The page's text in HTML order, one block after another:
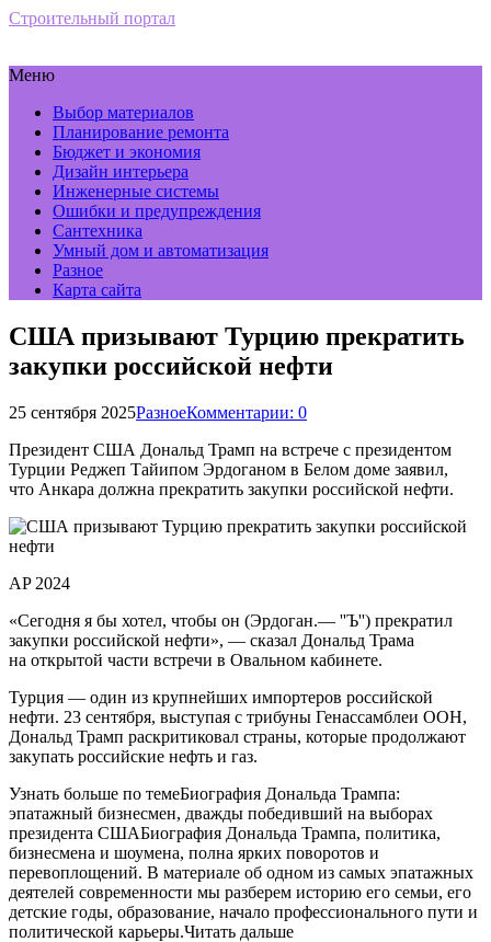
Строительный портал
Меню
Выбор материалов
Планирование ремонта
Бюджет и экономия
Дизайн интерьера
Инженерные системы
Ошибки и предупреждения
Сантехника
Умный дом и автоматизация
Разное
Карта сайта
США призывают Турцию прекратить
закупки российской нефти
25 сентября 2025РазноеКомментарии: 0
Президент США Дональд Трамп на встрече с президентом
Турции Реджеп Тайипом Эрдоганом в Белом доме заявил,
что Анкара должна прекратить закупки российской нефти.
AP 2024
«Сегодня я бы хотел, чтобы он (Эрдоган.— ''Ъ'') прекратил
закупки российской нефти», — сказал Дональд Трама
на открытой части встречи в Овальном кабинете.
Турция — один из крупнейших импортеров российской
нефти. 23 сентября, выступая с трибуны Генассамблеи ООН,
Дональд Трамп раскритиковал страны, которые продолжают
закупать российские нефть и газ.
Узнать больше по темеБиография Дональда Трампа:
эпатажный бизнесмен, дважды победивший на выборах
президента СШАБиография Дональда Трампа, политика,
бизнесмена и шоумена, полна ярких поворотов и
перевоплощений. В материале об одном из самых эпатажных
деятелей современности мы разберем историю его семьи, его
детские годы, образование, начало профессионального пути и
политической карьеры.Читать дальше